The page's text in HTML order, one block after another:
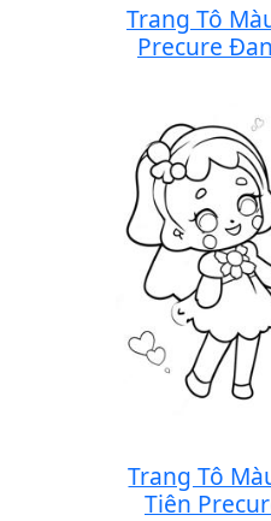
Trang Tô
Precure
Trang Tô
Tiên